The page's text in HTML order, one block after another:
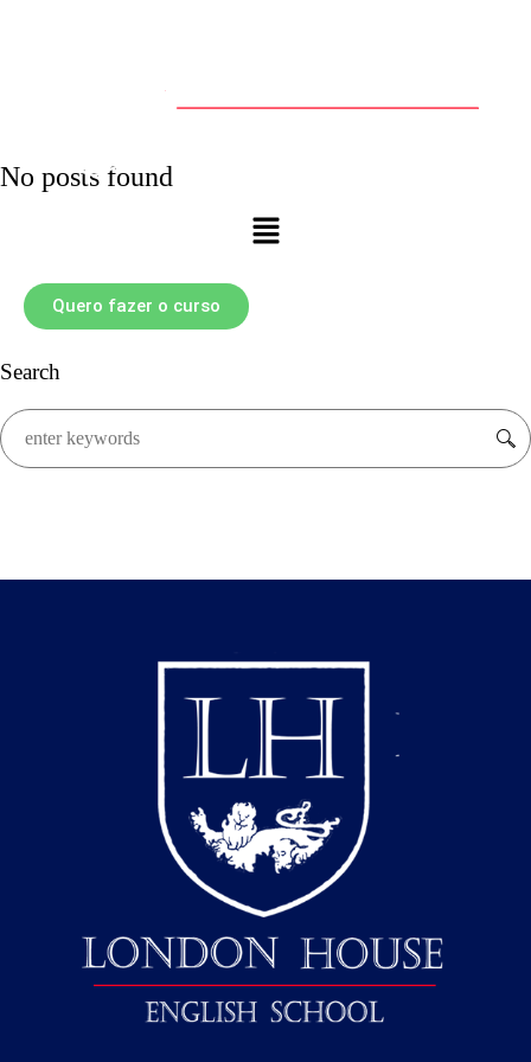
Quero fazer o curso
No posts found
Search